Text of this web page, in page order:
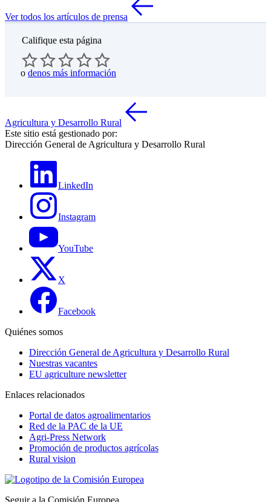
Ver todos los artículos de prensa
Califique esta página
o denos más información
Agricultura y Desarrollo Rural
Este sitio está gestionado por:
Dirección General de Agricultura y Desarrollo Rural
LinkedIn
Instagram
YouTube
X
Facebook
Quiénes somos
Dirección General de Agricultura y Desarrollo Rural
Nuestras vacantes
EU agriculture newsletter
Enlaces relacionados
Portal de datos agroalimentarios
Red de la PAC de la UE
Agri-Press Network
Promoción de productos agrícolas
Rural vision
Seguir a la Comisión Europea